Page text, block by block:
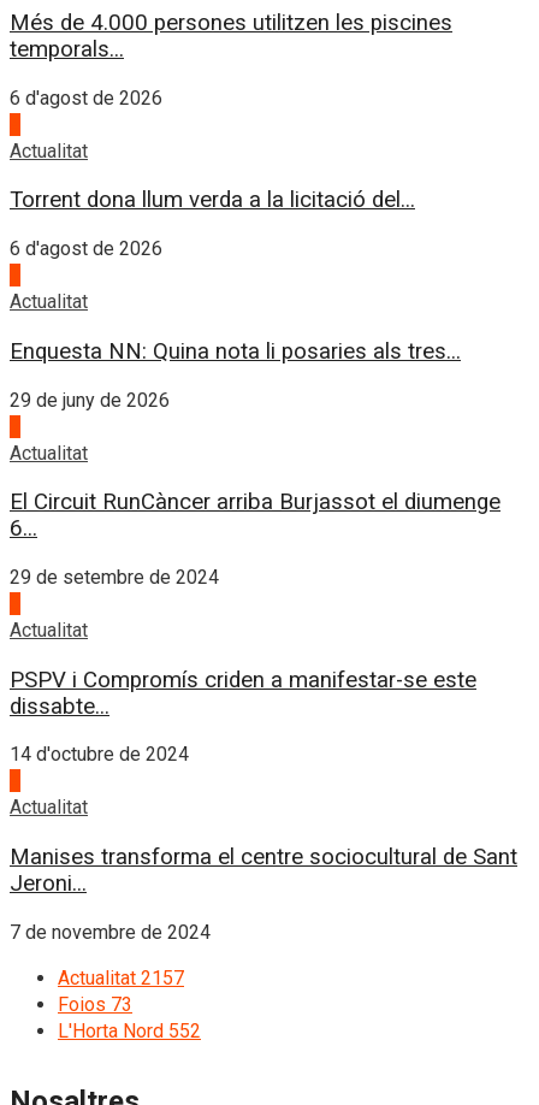
Més de 4.000 persones utilitzen les piscines
temporals...
6 d'agost de 2026
Actualitat
Torrent dona llum verda a la licitació del...
6 d'agost de 2026
Actualitat
Enquesta NN: Quina nota li posaries als tres...
29 de juny de 2026
Actualitat
El Circuit RunCàncer arriba Burjassot el diumenge
6...
29 de setembre de 2024
Actualitat
PSPV i Compromís criden a manifestar-se este
dissabte...
14 d'octubre de 2024
Actualitat
Manises transforma el centre sociocultural de Sant
Jeroni...
7 de novembre de 2024
Actualitat 2157
Foios 73
L'Horta Nord 552